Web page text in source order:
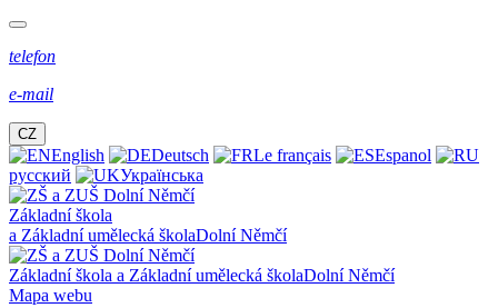
telefon
e-mail
CZ
English Deutsch Le français
Espanol
русский
Українська
Základní škola
a Základní umělecká školaDolní Němčí
Základní škola a Základní umělecká školaDolní Němčí
Mapa webu